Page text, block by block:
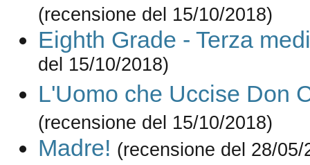
(recensione del 15/10/2018)
Eighth Grade - Terza
del 15/10/2018)
L'Uomo che Uccise Don
(recensione del 15/10/2018)
Madre! (recensione del 28/05/